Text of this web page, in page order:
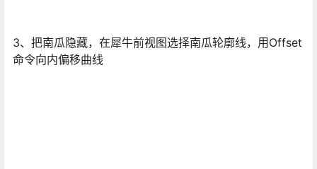
3、把南瓜隐藏，在犀牛前视图选择南瓜轮廓线，用Offset
命令向内偏移曲线